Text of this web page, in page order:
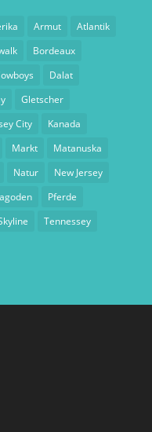
Armut
Atlantik
Bordeaux
Dalat
Gletscher
City
Kanada
Markt
Matanuska
Natur
New Jersey
Pferde
Tennessey